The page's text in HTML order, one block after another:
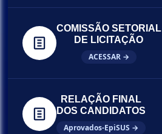
COMISSÃO SETORIAL
DE LICITAÇÃO
ACESSAR →
RELAÇÃO FINAL
DOS CANDIDATOS
Aprovados-EpiSUS →